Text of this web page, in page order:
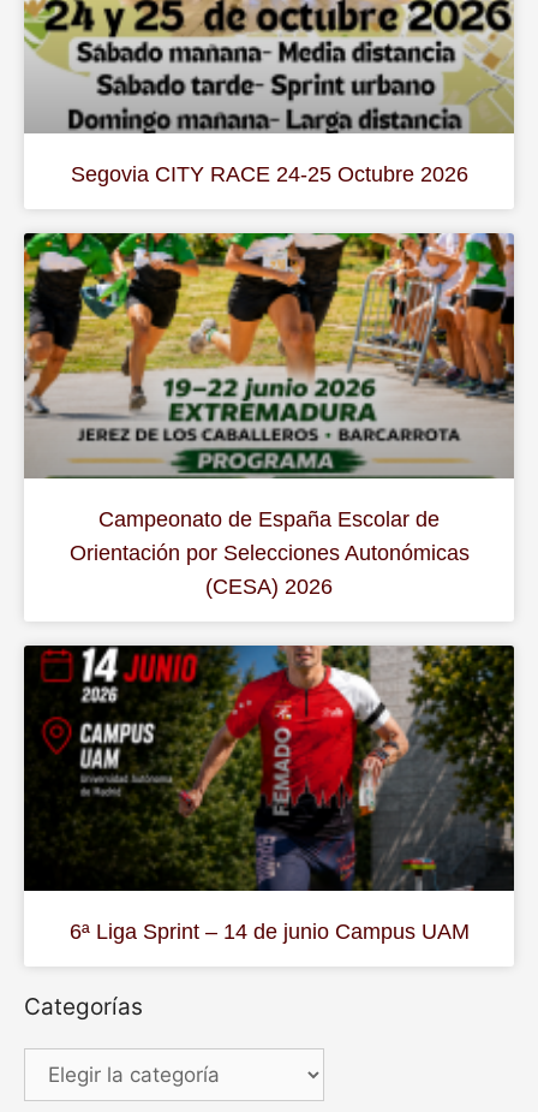
Segovia CITY RACE 24-25 Octubre 2026
Campeonato de España Escolar de
Orientación por Selecciones Autonómicas
(CESA) 2026
6ª Liga Sprint – 14 de junio Campus UAM
Categorías